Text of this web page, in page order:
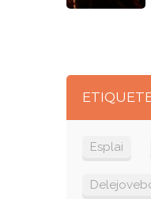
Esplai